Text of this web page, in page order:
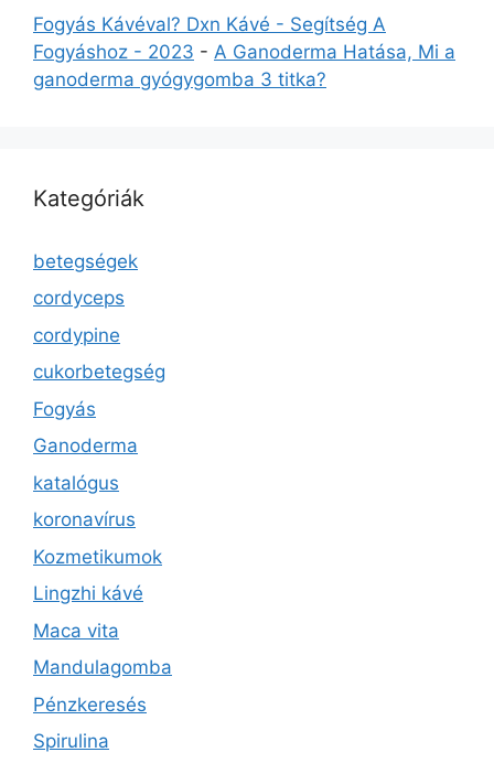
Fogyás Kávéval? Dxn Kávé - Segítség A
Fogyáshoz - 2023 - A Ganoderma Hatása, Mi a
ganoderma gyógygomba 3 titka?
Kategóriák
betegségek
cordyceps
cordypine
cukorbetegség
Fogyás
Ganoderma
katalógus
koronavírus
Kozmetikumok
Lingzhi kávé
Maca vita
Mandulagomba
Pénzkeresés
Spirulina